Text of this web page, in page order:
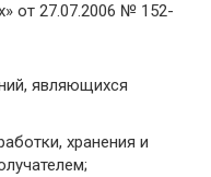
от 27.07.2006 № 152-
являющихся
хранения и